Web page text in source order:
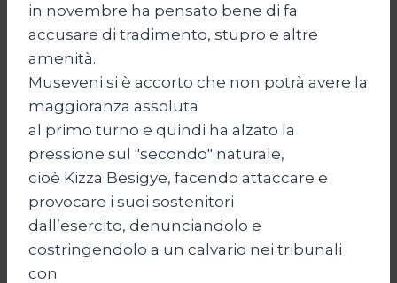
in novembre ha pensato bene di fa
accusare di tradimento, stupro e altre
amenità.
Museveni si è accorto che non potrà avere la
maggioranza assoluta
al primo turno e quindi ha alzato la
pressione sul "secondo" naturale,
cioè Kizza Besigye, facendo attaccare e
provocare i suoi sostenitori
dall’esercito, denunciandolo e
costringendolo a un calvario nei tribunali
con